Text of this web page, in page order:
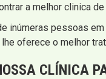
a melhor clinica
inúmeras pessoas
oferece o melhor
CLÍNICA